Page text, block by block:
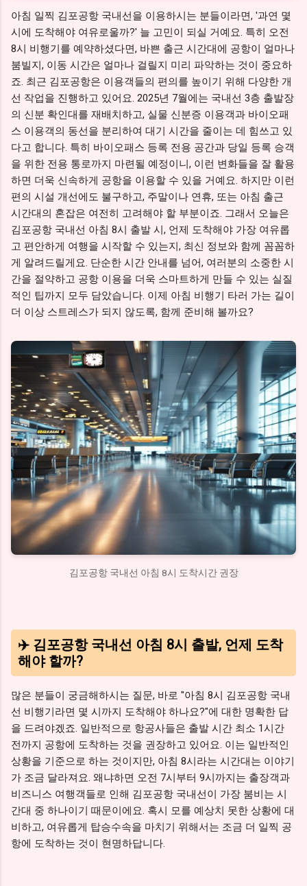
아침 일찍 김포공항 국내선을 이용하시는 분들이라면, '과연 몇
시에 도착해야 여유로울까?' 늘 고민이 되실 거예요. 특히 오전
8시 비행기를 예약하셨다면, 바쁜 출근 시간대에 공항이 얼마나
붐빌지, 이동 시간은 얼마나 걸릴지 미리 파악하는 것이 중요하
죠. 최근 김포공항은 이용객들의 편의를 높이기 위해 다양한 개
선 작업을 진행하고 있어요. 2025년 7월에는 국내선 3층 출발장
의 신분 확인대를 재배치하고, 실물 신분증 이용객과 바이오패
스 이용객의 동선을 분리하여 대기 시간을 줄이는 데 힘쓰고 있
다고 합니다. 특히 바이오패스 등록 전용 공간과 당일 등록 승객
을 위한 전용 통로까지 마련될 예정이니, 이런 변화들을 잘 활용
하면 더욱 신속하게 공항을 이용할 수 있을 거예요. 하지만 이런
편의 시설 개선에도 불구하고, 주말이나 연휴, 또는 아침 출근
시간대의 혼잡은 여전히 고려해야 할 부분이죠. 그래서 오늘은
김포공항 국내선 아침 8시 출발 시, 언제 도착해야 가장 여유롭
고 편안하게 여행을 시작할 수 있는지, 최신 정보와 함께 꼼꼼하
게 알려드릴게요. 단순한 시간 안내를 넘어, 여러분의 소중한 시
간을 절약하고 공항 이용을 더욱 스마트하게 만들 수 있는 실질
적인 팁까지 모두 담았습니다. 이제 아침 비행기 타러 가는 길이
더 이상 스트레스가 되지 않도록, 함께 준비해 볼까요?
김포공항 국내선 아침 8시 도착시간 권장
✈️ 김포공항 국내선 아침 8시 출발, 언제 도착
해야 할까?
많은 분들이 궁금해하시는 질문, 바로 "아침 8시 김포공항 국내
선 비행기라면 몇 시까지 도착해야 하나요?"에 대한 명확한 답
을 드려야겠죠. 일반적으로 항공사들은 출발 시간 최소 1시간
전까지 공항에 도착하는 것을 권장하고 있어요. 이는 일반적인
상황을 기준으로 하는 것이지만, 아침 8시라는 시간대는 이야기
가 조금 달라져요. 왜냐하면 오전 7시부터 9시까지는 출장객과
비즈니스 여행객들로 인해 김포공항 국내선이 가장 붐비는 시
간대 중 하나이기 때문이에요. 혹시 모를 예상치 못한 상황에 대
비하고, 여유롭게 탑승수속을 마치기 위해서는 조금 더 일찍 공
항에 도착하는 것이 현명하답니다.